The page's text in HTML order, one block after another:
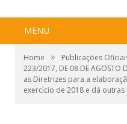
MENU
Home » Publicações
223/2017, DE 08 DE
as Diretrizes para a
exercício de 2018 e dá